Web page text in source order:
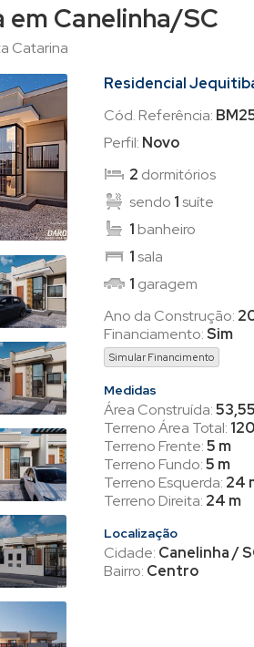
em Canelinha/SC
Catarina
Residencial
Cód. Referência:
Perfil: Novo
2 dormitórios
sendo 1 suíte
1banheiro
1 sala
1 garagem
Ano da Construção:
Financiamento:Sim
Simular Financimento
Medidas
Área Construída:
Terreno Área Total:
Terreno Frente:5 m
Terreno Fundo:5 m
Terreno Esquerda: 24
Terreno Direita: 24 m
Localização
Cidade: Canelinha /
Bairro: Centro